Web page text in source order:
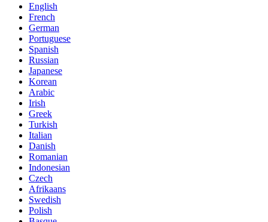
English
French
German
Portuguese
Spanish
Russian
Japanese
Korean
Arabic
Irish
Greek
Turkish
Italian
Danish
Romanian
Indonesian
Czech
Afrikaans
Swedish
Polish